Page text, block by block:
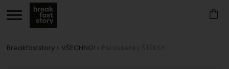
Breakfaststory VŠECHNO!